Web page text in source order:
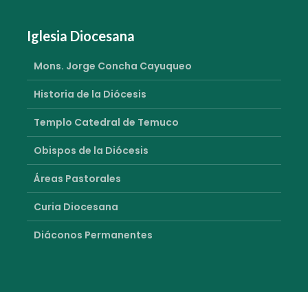
Iglesia Diocesana
Mons. Jorge Concha Cayuqueo
Historia de la Diócesis
Templo Catedral de Temuco
Obispos de la Diócesis
Áreas Pastorales
Curia Diocesana
Diáconos Permanentes